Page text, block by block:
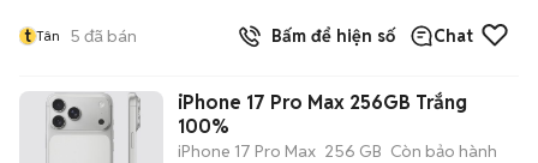
t Tân 5 đã bán Bấm để hiện số Chat
iPhone 17 Pro Max 256GB Trắng
100%
iPhone 17 Pro Max 256 GB Còn bảo hành